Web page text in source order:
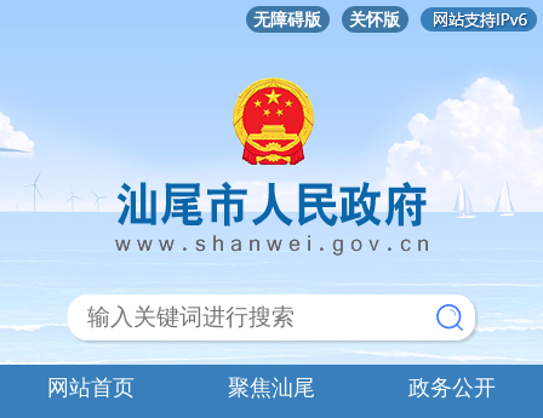
无障碍版 关怀版
网站首页 聚焦汕尾
政务公开